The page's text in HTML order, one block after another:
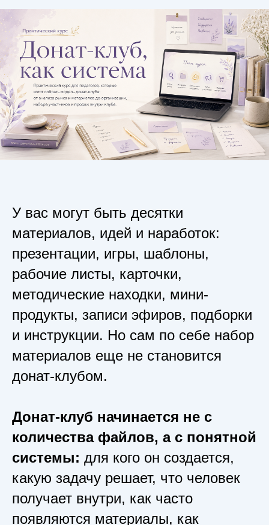
У вас могут быть десятки
материалов, идей и наработок:
презентации, игры, шаблоны,
рабочие листы, карточки,
методические находки, мини-
продукты, записи эфиров, подборки
и инструкции. Но сам по себе набор
материалов еще не становится
донат-клубом.
Донат-клуб начинается не с
количества файлов, а с понятной
системы: для кого он создается,
какую задачу решает, что человек
получает внутри, как часто
появляются материалы, как